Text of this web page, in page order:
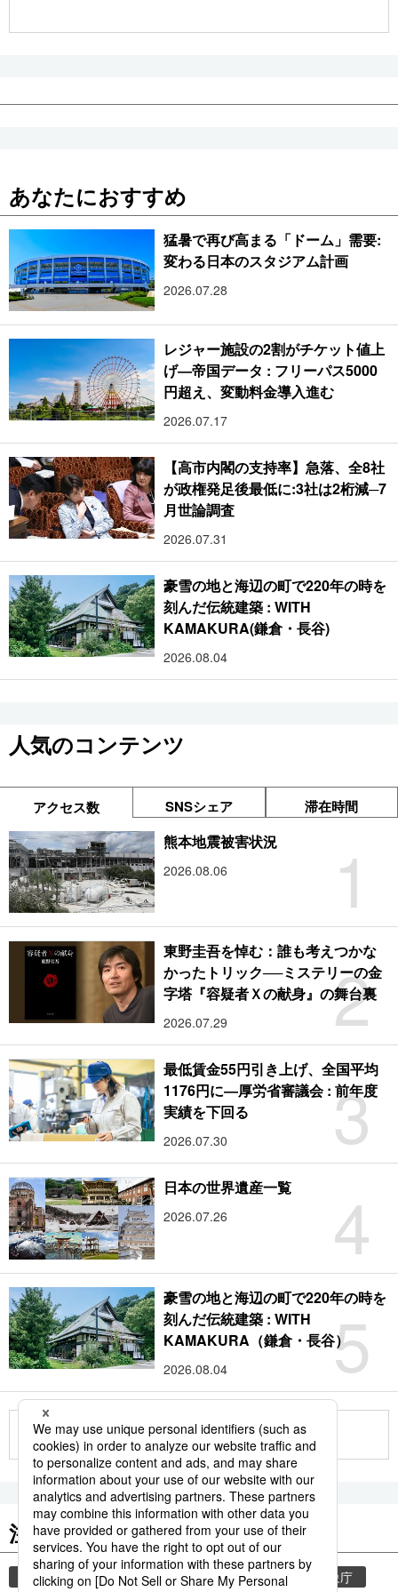
公式SNS
あなたにおすすめ
猛暑で再び高まる「ドーム」需要:
変わる日本のスタジアム計画
2026.07.28
レジャー施設の2割がチケット値上
げ―帝国データ : フリーパス5000
円超え、変動料金導入進む
2026.07.17
【高市内閣の支持率】急落、全8社
が政権発足後最低に:3社は2桁減─7
月世論調査
2026.07.31
豪雪の地と海辺の町で220年の時を
刻んだ伝統建築 : WITH
KAMAKURA(鎌倉・長谷)
2026.08.04
人気のコンテンツ
アクセス数 SNSシェア 滞在時間
1
熊本地震被害状況
2026.08.06
2
東野圭吾を悼む：誰も考えつかな
かったトリック──ミステリーの金
字塔『容疑者Ｘの献身』の舞台裏
2026.07.29
3
最低賃金55円引き上げ、全国平均
1176円に―厚労省審議会 : 前年度
実績を下回る
2026.07.30
4
日本の世界遺産一覧
2026.07.26
5
豪雪の地と海辺の町で220年の時を
刻んだ伝統建築 : WITH
KAMAKURA（鎌倉・長谷）
2026.08.04
もっと見る
注目のキーワード
共同通信ニュース 和食 気象・災害 気象庁